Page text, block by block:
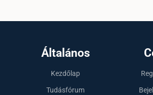
Általános
Kezdőlap
Tudásfórum